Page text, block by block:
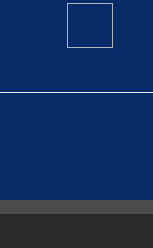
du bør deltage i!
(engelsk/polsk) vil